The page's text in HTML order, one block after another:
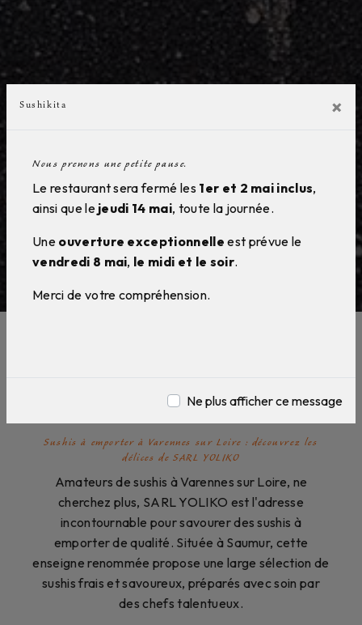
Sushikita ×
Nous prenons une petite pause.
Le restaurant sera fermé les 1er et 2 mai inclus,
ainsi que le jeudi 14 mai, toute la journée.
Une ouverture exceptionnelle est prévue le
vendredi 8 mai, le midi et le soir.
Merci de votre compréhension.
Ne plus afficher ce message
Varennes sur Loire
Sushis à emporter à Varennes sur Loire : découvrez les
délices de SARL YOLIKO
Amateurs de sushis à Varennes sur Loire, ne
cherchez plus, SARL YOLIKO est l'adresse
incontournable pour savourer des sushis à
emporter de qualité. Située à Saumur, cette
enseigne renommée propose une large sélection de
sushis frais et savoureux, préparés avec soin par
des chefs talentueux.